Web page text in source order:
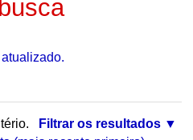
Filtrar os resultados